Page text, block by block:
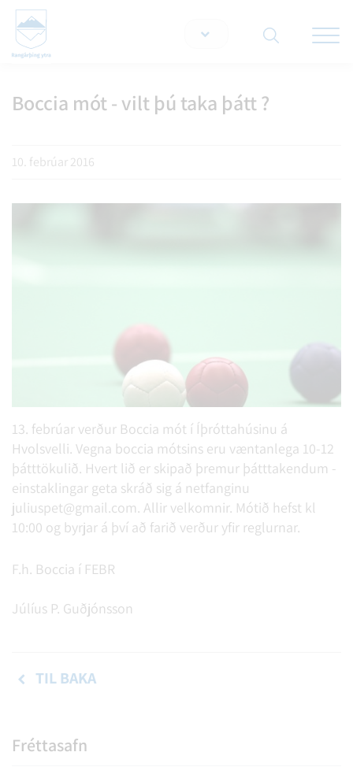
Boccia mót - vilt þú taka þátt ?
10. febrúar 2016
13. febrúar verður Boccia mót í Íþróttahúsinu á
Hvolsvelli. Vegna boccia mótsins eru væntanlega 10-12
þátttökulið. Hvert lið er skipað þremur þátttakendum -
einstaklingar geta skráð sig á netfanginu
juliuspet@gmail.com. Allir velkomnir. Mótið hefst kl
10:00 og byrjar á því að farið verður yfir reglurnar.
F.h. Boccia í FEBR
Júlíus P. Guðjónsson
TIL BAKA
Fréttasafn
Leita á vef